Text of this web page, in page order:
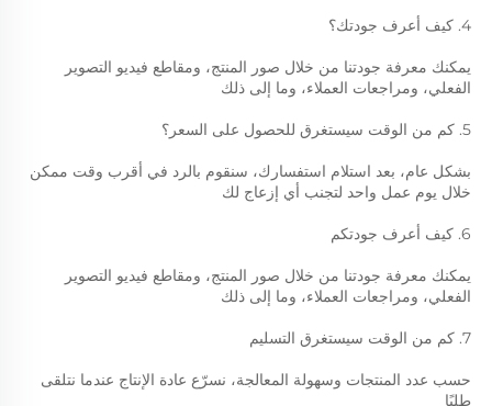
4. كيف أعرف جودتك؟
الفعلي، ومراجعات العملاء، وما إلى ذلك
5. كم من الوقت سيستغرق للحصول على السعر؟
خلال يوم عمل واحد لتجنب أي إزعاج لك
6. كيف أعرف جودتكم
الفعلي، ومراجعات العملاء، وما إلى ذلك
7. كم من الوقت سيستغرق التسليم
طلبًا